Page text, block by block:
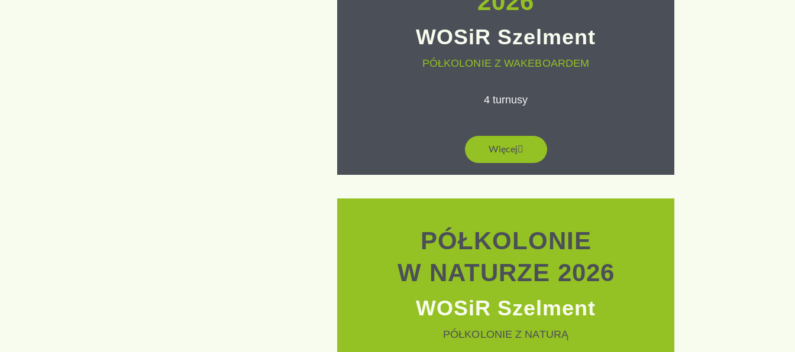
WOSiR Szelment
PÓŁKOLONIE Z WAKEBOARDEM
4 turnusy
Więcej
PÓŁKOLONIE
W NATURZE 2026
WOSiR Szelment
PÓŁKOLONIE Z NATURĄ